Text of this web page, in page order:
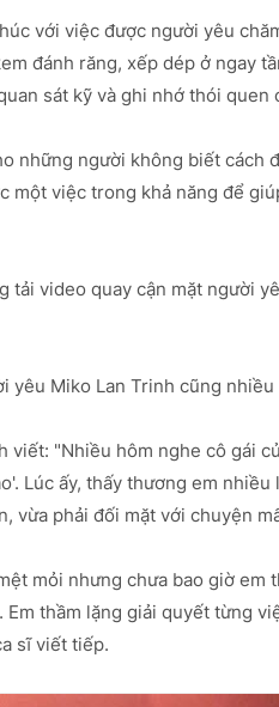
với việc được người yêu
đánh răng, xếp dép ở ngay
sát kỹ và ghi nhớ thói quen
những người không biết cách
một việc trong khả năng để
tải video quay cận mặt người
yêu Miko Lan Trinh cũng
viết: "Nhiều hôm nghe cô gái
Lúc ấy, thấy thương em
vừa phải đối mặt với chuyện
mỏi nhưng chưa bao giờ
thầm lặng giải quyết từng
sĩ viết tiếp.